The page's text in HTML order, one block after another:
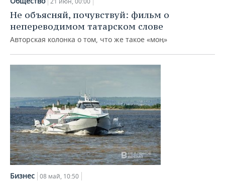
Не объясняй, почувствуй: фильм о
непереводимом татарском слове
Авторская колонка о том, что же такое «моң»
Бизнес 08 май, 10:50